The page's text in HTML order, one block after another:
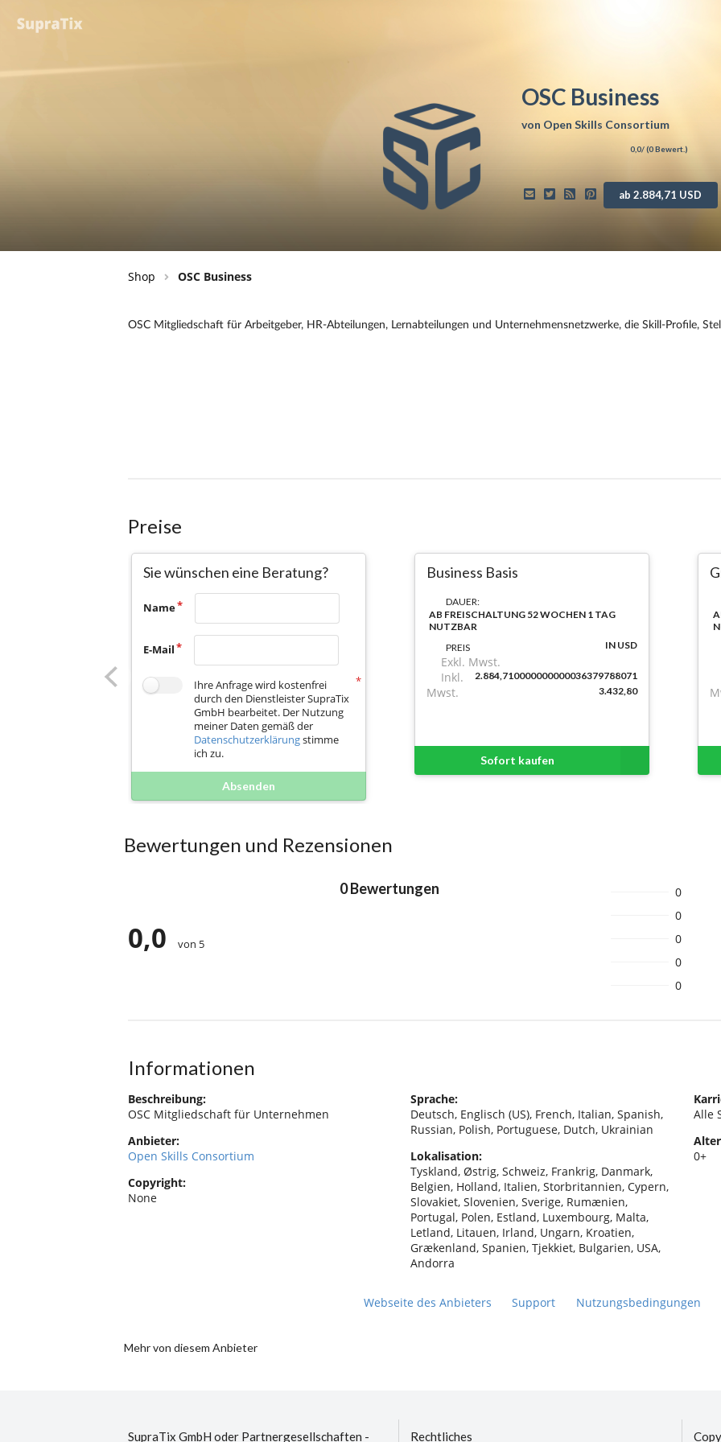
OSC Business
von Open Skills Consortium
0,0/ (0Bewert.)
ab 2.884,71 USD
Shop OSC Business
Preise
Sie wünschen eine Beratung?
Name
E-Mail
Ihre Anfrage wird kostenfrei
durch den Dienstleister SupraTix
GmbH bearbeitet. Der Nutzung
meiner Daten gemäß der
Datenschutzerklärungstimme
ich zu.
Absenden
Business Basis
DAUER:
AB FREISCHALTUNG 52 WOCHEN 1 TAG
NUTZBAR
PREIS
IN USD
Exkl. Mwst.
2.884,710000000000036379788071
Inkl.
Mwst.
3.432,80
Sofort kaufen
Bewertungen und Rezensionen
0,0 von 5
0 Bewertungen
0
0
0
0
0
Informationen
Beschreibung:
OSC Mitgliedschaft für Unternehmen
Anbieter:
Open Skills Consortium
Copyright:
None
Sprache:
Deutsch, Englisch (US), French, Italian, Spanish,
Russian, Polish, Portuguese, Dutch, Ukrainian
Lokalisation:
Tyskland, Østrig, Schweiz, Frankrig, Danmark,
Belgien, Holland, Italien, Storbritannien, Cypern,
Slovakiet, Slovenien, Sverige, Rumænien,
Portugal, Polen, Estland, Luxembourg, Malta,
Letland, Litauen, Irland, Ungarn, Kroatien,
Grækenland, Spanien, Tjekkiet, Bulgarien, USA,
Andorra
Alle
0+
Webseite des Anbieters Support Nutzungsbedingungen
Mehr von diesem Anbieter
SupraTix GmbH oder Partnergesellschaften - Rechtliches